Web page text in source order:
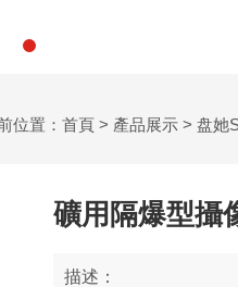
位置： 首頁 > 產品展示 > 盘她
礦用隔爆型攝
描述：